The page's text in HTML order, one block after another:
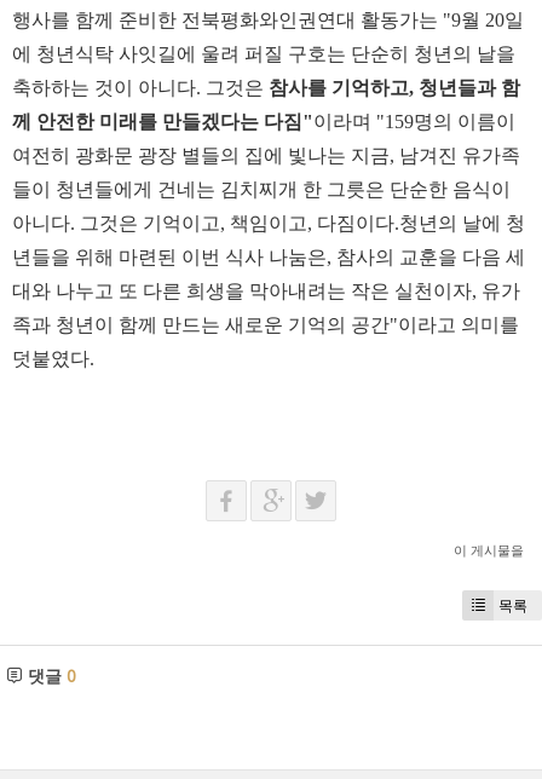
행사를 함께 준비한 전북평화와인권연대 활동가는 "9월 20일
에 청년식탁 사잇길에 울려 퍼질 구호는 단순히 청년의 날을
축하하는 것이 아니다. 그것은 참사를 기억하고, 청년들과 함
께 안전한 미래를 만들겠다는 다짐"이라며 "159명의 이름이
여전히 광화문 광장 별들의 집에 빛나는 지금, 남겨진 유가족
들이 청년들에게 건네는 김치찌개 한 그릇은 단순한 음식이
아니다. 그것은 기억이고, 책임이고, 다짐이다.청년의 날에 청
년들을 위해 마련된 이번 식사 나눔은, 참사의 교훈을 다음 세
대와 나누고 또 다른 희생을 막아내려는 작은 실천이자, 유가
족과 청년이 함께 만드는 새로운 기억의 공간"이라고 의미를
덧붙였다.
이 게시물을
목록
댓글 0